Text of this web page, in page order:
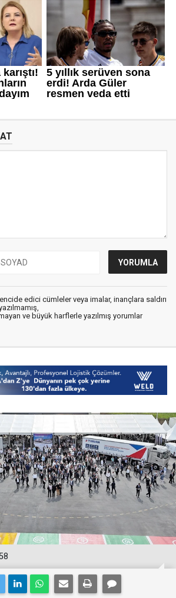
edici cümleler veya imalar, inançlara saldırı
ve büyük harflerle yazılmış yorumlar